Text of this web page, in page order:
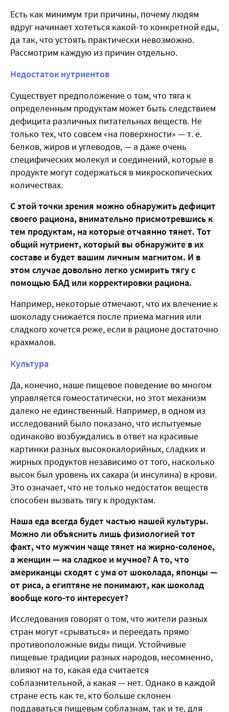
Есть как минимум три причины, почему людям
вдруг начинает хотеться какой-то конкретной еды,
да так, что устоять практически невозможно.
Рассмотрим каждую из причин отдельно.
Недостаток нутриентов
Существует предположение о том, что тяга к
определенным продуктам может быть следствием
дефицита различных питательных веществ. Не
только тех, что совсем «на поверхности» — т. е.
белков, жиров и углеводов, — а даже очень
специфических молекул и соединений, которые в
продукте могут содержаться в микроскопических
количествах.
С этой точки зрения можно обнаружить дефицит
своего рациона, внимательно присмотревшись к
тем продуктам, на которые отчаянно тянет. Тот
общий нутриент, который вы обнаружите в их
составе и будет вашим личным магнитом. И в
этом случае довольно легко усмирить тягу с
помощью БАД или корректировки рациона.
Например, некоторые отмечают, что их влечение к
шоколаду снижается после приема магния или
сладкого хочется реже, если в рационе достаточно
крахмалов.
Культура
Да, конечно, наше пищевое поведение во многом
управляется гомеостатически, но этот механизм
далеко не единственный. Например, в одном из
исследований было показано, что испытуемые
одинаково возбуждались в ответ на красивые
картинки разных высококалорийных, сладких и
жирных продуктов независимо от того, насколько
высок был уровень их сахара (и инсулина) в крови.
Это означает, что не только недостаток веществ
способен вызвать тягу к продуктам.
Наша еда всегда будет частью нашей культуры.
Можно ли объяснить лишь физиологией тот
факт, что мужчин чаще тянет на жирно-соленое,
а женщин — на сладкое и мучное? А то, что
американцы сходят с ума от шоколада, японцы —
от риса, а египтяне не понимают, как шоколад
вообще кого-то интересует?
Исследования говорят о том, что жители разных
стран могут «срываться» и переедать прямо
противоположные виды пищи. Устойчивые
пищевые традиции разных народов, несомненно,
влияют на то, какая еда считается
соблазнительной, а какая — нет. Однако в каждой
стране есть как те, кто больше склонен
поддаваться пищевым соблазнам, так и те, для